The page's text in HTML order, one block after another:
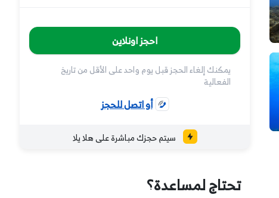
احجز اونلاين
يمكنك إلغاء الحجز قبل يوم واحد على الأقل من تاريخ
الفعالية
أو اتصل للحجز
سيتم حجزك مباشرة على هلا يلا
تحتاج لمساعدة؟